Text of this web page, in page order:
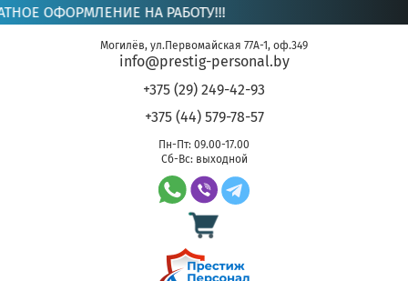
ОФОРМЛЕНИЕ НА РАБОТУ!!!
Могилёв, ул.Первомайская 77А-1, оф.349
info@prestig-personal.by
+375 (29) 249-42-93
+375 (44) 579-78-57
Пн-Пт: 09.00-17.00
Сб-Вс: выходной